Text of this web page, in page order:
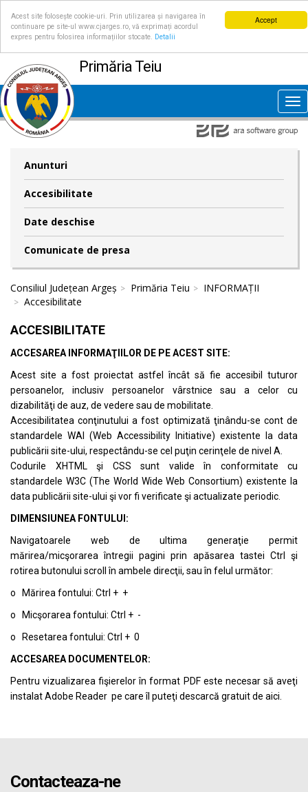
Accept
Acest site folosește cookie-uri. Prin utilizarea și navigarea în
continuare pe site-ul www.cjarges.ro, vă exprimați acordul
expres pentru folosirea informațiilor stocate.
Detalii
Primăria Teiu
Anunturi
Accesibilitate
Date deschise
Comunicate de presa
Consiliul Județean Argeș Primăria Teiu
INFORMAȚII
Accesibilitate
ACCESIBILITATE
ACCESAREA INFORMAŢIILOR DE PE ACEST SITE:
Acest site a fost proiectat astfel încât să fie accesibil tuturor
persoanelor, inclusiv persoanelor vârstnice sau a celor cu
dizabilităţi de auz, de vedere sau de mobilitate.
Accesibilitatea conţinutului a fost optimizată ţinându-se cont de
standardele WAI (Web Accessibility Initiative) existente la data
publicării site-ului, respectându-se cel puţin cerinţele de nivel A.
Codurile XHTML şi CSS sunt valide în conformitate cu
standardele W3C (The World Wide Web Consortium) existente la
data publicării site-ului şi vor fi verificate şi actualizate periodic.
DIMENSIUNEA FONTULUI:
Navigatoarele web de ultima generaţie permit
mărirea/micşorarea întregii pagini prin apăsarea tastei Ctrl şi
rotirea butonului scroll în ambele direcţii, sau în felul următor:
o Mărirea fontului: Ctrl + +
o Micşorarea fontului: Ctrl + -
o Resetarea fontului: Ctrl + 0
ACCESAREA DOCUMENTELOR:
Pentru vizualizarea fişierelor în format PDF este necesar să aveţi
instalat Adobe Reader pe care îl puteţi descarcă gratuit de aici.
Contacteaza-ne